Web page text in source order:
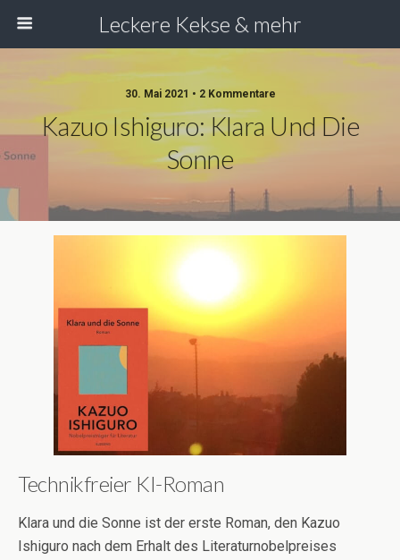
Leckere Kekse & mehr
30. Mai 2021 • 2 Kommentare
Kazuo Ishiguro: Klara Und Die
Sonne
Technikfreier KI-Roman
Klara und die Sonne ist der erste Roman, den Kazuo
Ishiguro nach dem Erhalt des Literaturnobelpreises